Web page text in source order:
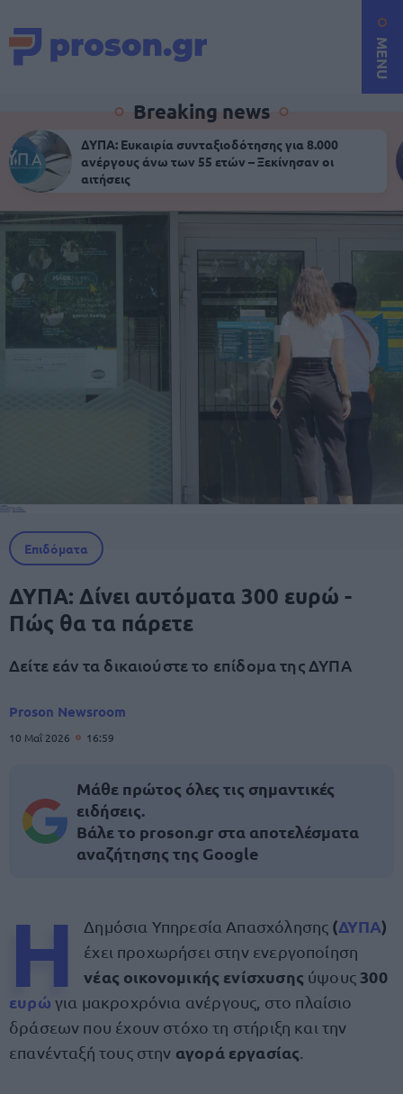
MENU
Breaking news
ΔΥΠΑ: Ευκαιρία συνταξιοδότησης για 8.000
ανέργους άνω των 55 ετών – Ξεκίνησαν οι
αιτήσεις
Επιδόματα
ΔΥΠΑ: Δίνει αυτόματα 300 ευρώ -
Πώς θα τα πάρετε
Δείτε εάν τα δικαιούστε το επίδομα της ΔΥΠΑ
Proson Newsroom
10 Μαΐ 2026 16:59
Μάθε πρώτος όλες τις σημαντικές
ειδήσεις.
Βάλε το proson.gr στα αποτελέσματα
αναζήτησης της Google
Η Δημόσια Υπηρεσία Απασχόλησης (ΔΥΠΑ)
έχει προχωρήσει στην ενεργοποίηση
νέας οικονομικής ενίσχυσης ύψους300
ευρώ για μακροχρόνια ανέργους, στο πλαίσιο
δράσεων που έχουν στόχο τη στήριξη και την
επανένταξή τους στην αγορά εργασίας